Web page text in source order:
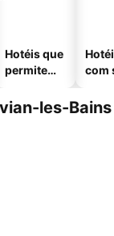
Hotéis que
permitem
com
les-Bains